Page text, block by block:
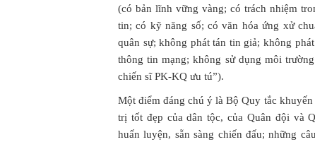
(có bản lĩnh vững vàng; có trách nhiệm
tin; có kỹ năng số; có văn hóa ứng xử
quân sự; không phát tán tin giả; không
thông tin mạng; không sử dụng môi
chiến sĩ PK-KQ ưu tú”).
Một điểm đáng chú ý là Bộ Quy tắc
trị tốt đẹp của dân tộc, của Quân đội và
huấn luyện, sẵn sàng chiến đấu; những